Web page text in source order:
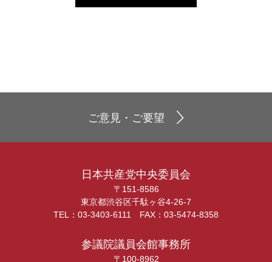
ご意見・ご要望
日本共産党中央委員会
〒151-8586
東京都渋谷区千駄ヶ谷4-26-7
TEL：03-3403-6111 FAX：03-5474-8358
参議院議員会館事務所
〒100-8962